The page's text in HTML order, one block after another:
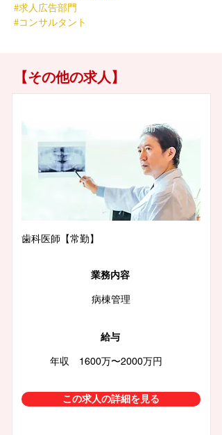
#求人広告部門
#コンサルタント
【その他の求人】
徳島県徳島市
歯科医師【常勤】
業務内容
病棟管理
給与
年収 1600万〜2000万円
この求人の詳細を見る